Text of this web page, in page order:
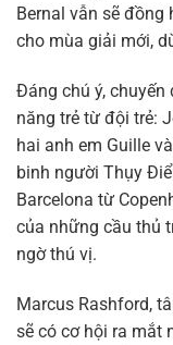
Bernal vẫn sẽ
cho mùa giải mới,
Đáng chú ý,
năng trẻ từ đội trẻ:
hai anh em Guille
binh người Thụy
Barcelona từ
của những cầu thủ
ngờ thú vị.
Marcus Rashford,
sẽ có cơ hội ra mắt